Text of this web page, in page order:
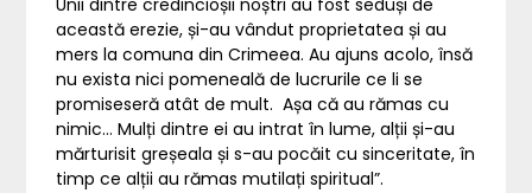
Unii dintre credincioșii noștri au fost seduși de
această erezie, și-au vândut proprietatea și au
mers la comuna din Crimeea. Au ajuns acolo, însă
nu exista nici pomeneală de lucrurile ce li se
promiseseră atât de mult. Așa că au rămas cu
nimic… Mulți dintre ei au intrat în lume, alții și-au
mărturisit greșeala și s-au pocăit cu sinceritate, în
timp ce alții au rămas mutilați spiritual”.